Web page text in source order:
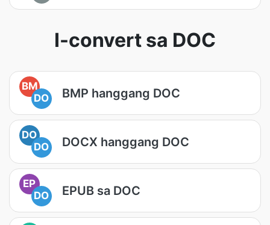
I-convert sa DOC
BM
DO
BMP hanggang DOC
DO
DO
DOCX hanggang DOC
EP
DO
EPUB sa DOC